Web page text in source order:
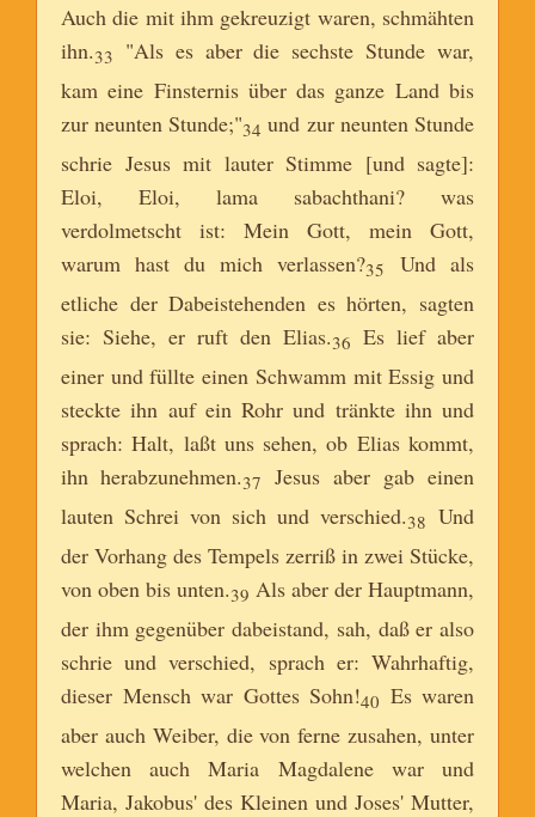
Auch die mit ihm gekreuzigt waren, schmähten
ihn.33 "Als es aber die sechste Stunde war,
kam eine Finsternis über das ganze Land bis
zur neunten Stunde;"34 und zur neunten Stunde
schrie Jesus mit lauter Stimme [und sagte]:
Eloi, Eloi, lama sabachthani? was
verdolmetscht ist: Mein Gott, mein Gott,
warum hast du mich verlassen?35
Und als
etliche der Dabeistehenden es hörten, sagten
sie: Siehe, er ruft den Elias.36 Es lief aber
einer und füllte einen Schwamm mit Essig und
steckte ihn auf ein Rohr und tränkte ihn und
sprach: Halt, laßt uns sehen, ob Elias kommt,
ihn herabzunehmen.37 Jesus aber gab einen
lauten Schrei von sich und verschied.38 Und
der Vorhang des Tempels zerriß in zwei Stücke,
von oben bis unten.39 Als aber der Hauptmann,
der ihm gegenüber dabeistand, sah, daß er also
schrie und verschied, sprach er: Wahrhaftig,
dieser Mensch war Gottes Sohn!40 Es waren
aber auch Weiber, die von ferne zusahen, unter
welchen auch Maria Magdalene war und
Maria, Jakobus' des Kleinen und Joses' Mutter,